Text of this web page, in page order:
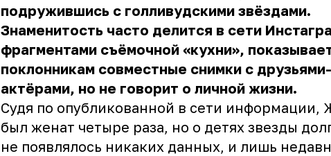
подружившись с голливудскими звёздами.
Знаменитость часто делится в сети
фрагментами съёмочной «кухни»,
поклонникам совместные снимки с друзьями-
актёрами, но не говорит о личной жизни.
Судя по опубликованной в сети информации,
был женат четыре раза, но о детях звезды
не появлялось никаких данных, и лишь